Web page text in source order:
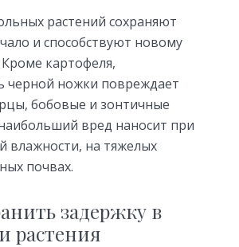
растений сохраняют
и способствуют новому
картофеля,
черной ножки повреждает
бобовые и зонтичные
вред наносит при
влажности, на тяжелых
почвах.
задержку в
растения